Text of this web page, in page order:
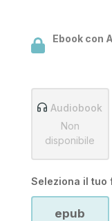
Ebook con
Audiobook
Non
disponibile
Seleziona il tuo
epub